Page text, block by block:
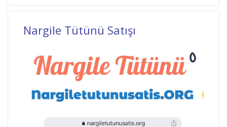
Nargile Tütünü Satışı